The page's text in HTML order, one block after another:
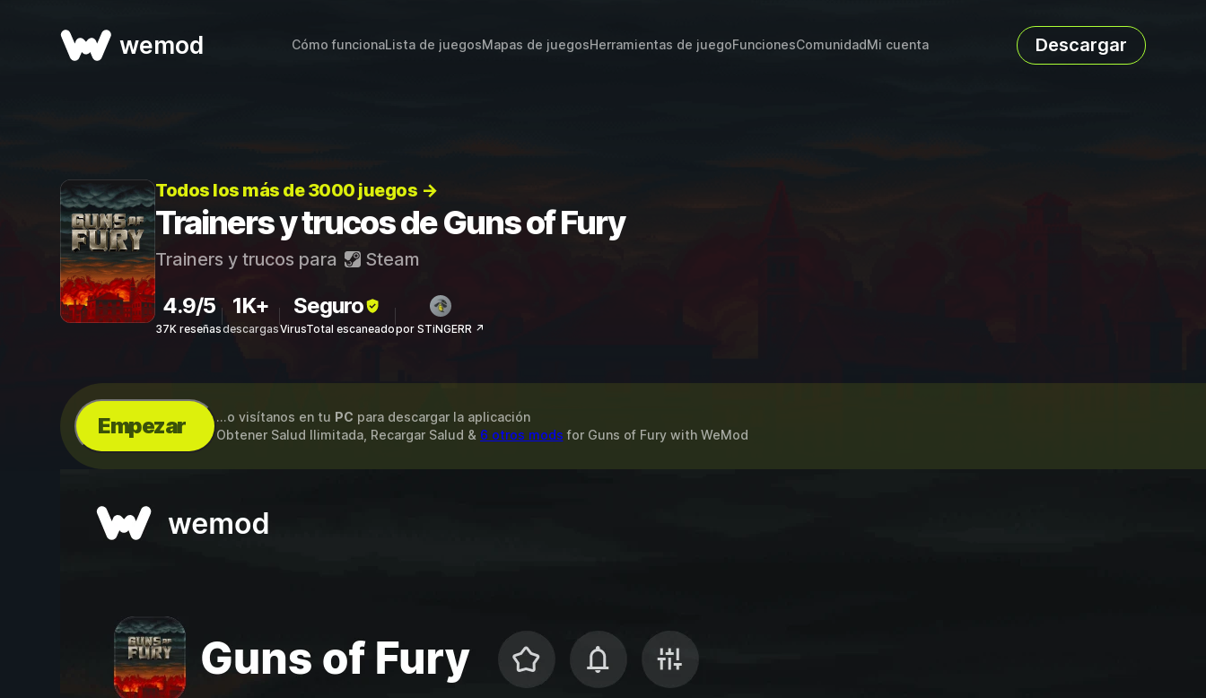
wemod Cómo funcionaLista de juegosMapas de juegosHerramientas de juegoFuncionesComunidadMi cuenta Descargar
Todos los más de 3000 juegos →
Trainers y trucos de Guns of Fury
Trainers y trucos para Steam
4.9/5
37K reseñas
1K+
descargas
Seguro
VirusTotal escaneadopor STiNGERR ↗
Empezar ...o visítanos en tu PC para descargar la aplicación
Obtener Salud Ilimitada, Recargar Salud & 6 otros mods for Guns of Furywith WeMod